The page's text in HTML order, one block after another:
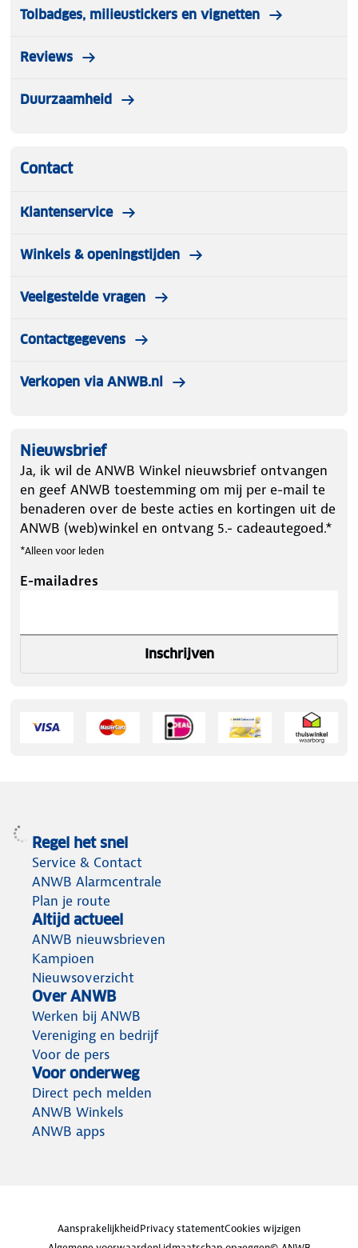
Tolbadges, milieustickers en vignetten
Reviews
Duurzaamheid
Contact
Klantenservice
Winkels & openingstijden
Veelgestelde vragen
Contactgegevens
Verkopen via ANWB.nl
Nieuwsbrief
Ja, ik wil de ANWB Winkel nieuwsbrief ontvangen
en geef ANWB toestemming om mij per e-mail te
benaderen over de beste acties en kortingen uit de
ANWB (web)winkel en ontvang 5.- cadeautegoed.*
*Alleen voor leden
E-mailadres
Inschrijven
Regel het snel
Service & Contact
ANWB Alarmcentrale
Plan je route
Altijd actueel
ANWB nieuwsbrieven
Kampioen
Nieuwsoverzicht
Over ANWB
Werken bij ANWB
Vereniging en bedrijf
Voor de pers
Voor onderweg
Direct pech melden
ANWB Winkels
ANWB apps
AansprakelijkheidPrivacy statementCookies wijzigen